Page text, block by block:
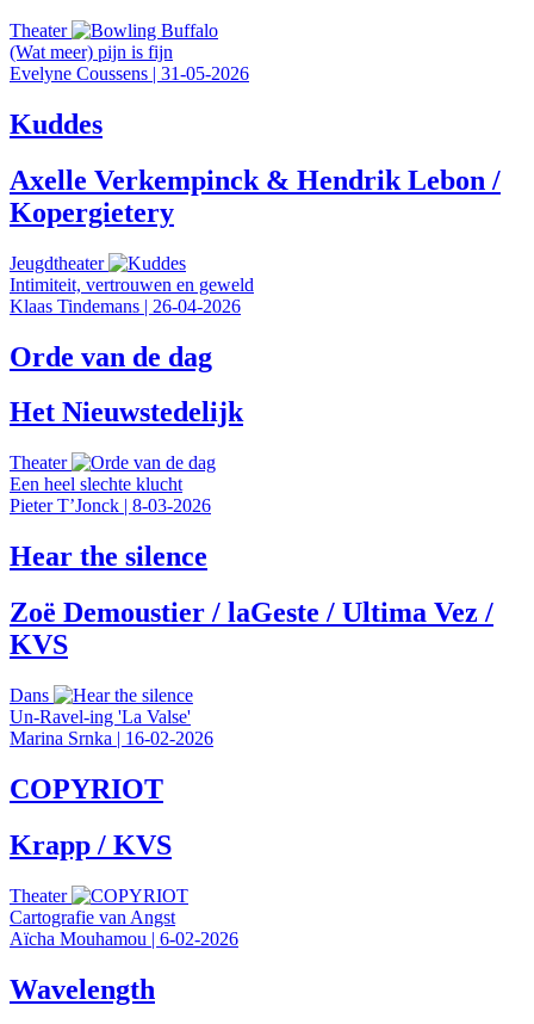
Theater
(Wat meer) pijn is fijn
Evelyne Coussens | 31-05-2026
Kuddes
Axelle Verkempinck & Hendrik Lebon /
Kopergietery
Jeugdtheater
Intimiteit, vertrouwen en geweld
Klaas Tindemans | 26-04-2026
Orde van de dag
Het Nieuwstedelijk
Theater
Een heel slechte klucht
Pieter T’Jonck | 8-03-2026
Hear the silence
Zoë Demoustier / laGeste / Ultima Vez /
KVS
Dans
Un-Ravel-ing 'La Valse'
Marina Srnka | 16-02-2026
COPYRIOT
Krapp / KVS
Theater
Cartografie van Angst
Aïcha Mouhamou | 6-02-2026
Wavelength